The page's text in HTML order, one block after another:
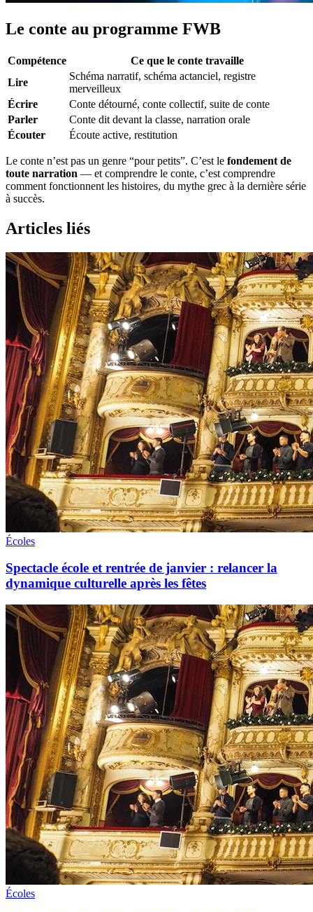
Le conte au programme FWB
Compétence
Ce que le conte travaille
Lire
Schéma narratif, schéma actanciel, registre
merveilleux
Écrire
Conte détourné, conte collectif, suite de conte
Parler
Conte dit devant la classe, narration orale
Écouter
Écoute active, restitution
Le conte n’est pas un genre “pour petits”. C’est le fondement de
toute narration — et comprendre le conte, c’est comprendre
comment fonctionnent les histoires, du mythe grec à la dernière série
à succès.
Articles liés
Écoles
Spectacle école et rentrée de janvier : relancer la
dynamique culturelle après les fêtes
Écoles